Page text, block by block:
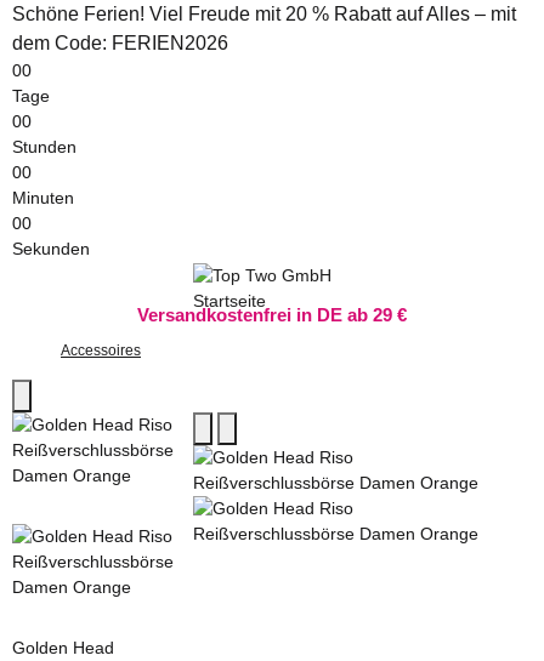
Schöne Ferien! Viel Freude mit 20 % Rabatt auf Alles – mit
dem Code: FERIEN2026
00
Tage
00
Stunden
00
Minuten
00
Sekunden
Versandkostenfrei in DE ab 29 €
Accessoires
Golden Head